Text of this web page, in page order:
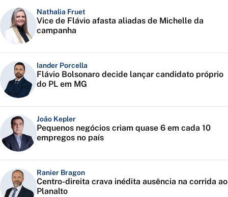
Nathalia Fruet
Vice de Flávio afasta aliadas de Michelle da
campanha
Iander Porcella
Flávio Bolsonaro decide lançar candidato próprio
do PL em MG
João Kepler
Pequenos negócios criam quase 6 em cada 10
empregos no país
Ranier Bragon
Centro-direita crava inédita ausência na corrida ao
Planalto